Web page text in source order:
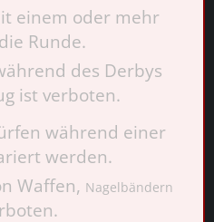
einem oder mehr
Runde.
des Derbys
ist verboten.
während einer
werden.
Waffen, Nagelbändern